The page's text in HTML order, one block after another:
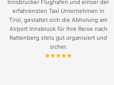
Innsbrucker Flughafen und einser der
erfahrensten Taxi Unternehmen in
Tirol, gestaltet sich die Abholung am
Airport Innsbruck für Ihre Reise nach
Rattenberg stets gut organisiert und
sicher.